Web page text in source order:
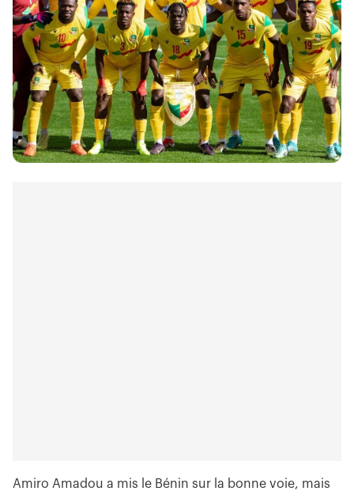
Amiro Amadou a mis le Bénin sur la bonne voie, mais